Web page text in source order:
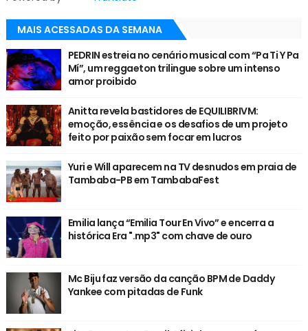
MAIS ACESSADAS DA SEMANA
PEDRIN estreia no cenário musical com “Pa Ti Y Pa
Mí”, um reggaeton trilingue sobre um intenso
amor proibido
Anitta revela bastidores de EQUILIBRIVM:
emoção, essência e os desafios de um projeto
feito por paixão sem focar em lucros
Yuri e Will aparecem na TV desnudos em praia de
Tambaba-PB em TambabaFest
Emilia lança “Emilia Tour En Vivo” e encerra a
histórica Era ".mp3" com chave de ouro
Mc Biju faz versão da canção BPM de Daddy
Yankee com pitadas de Funk